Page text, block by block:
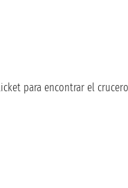
para encontrar el